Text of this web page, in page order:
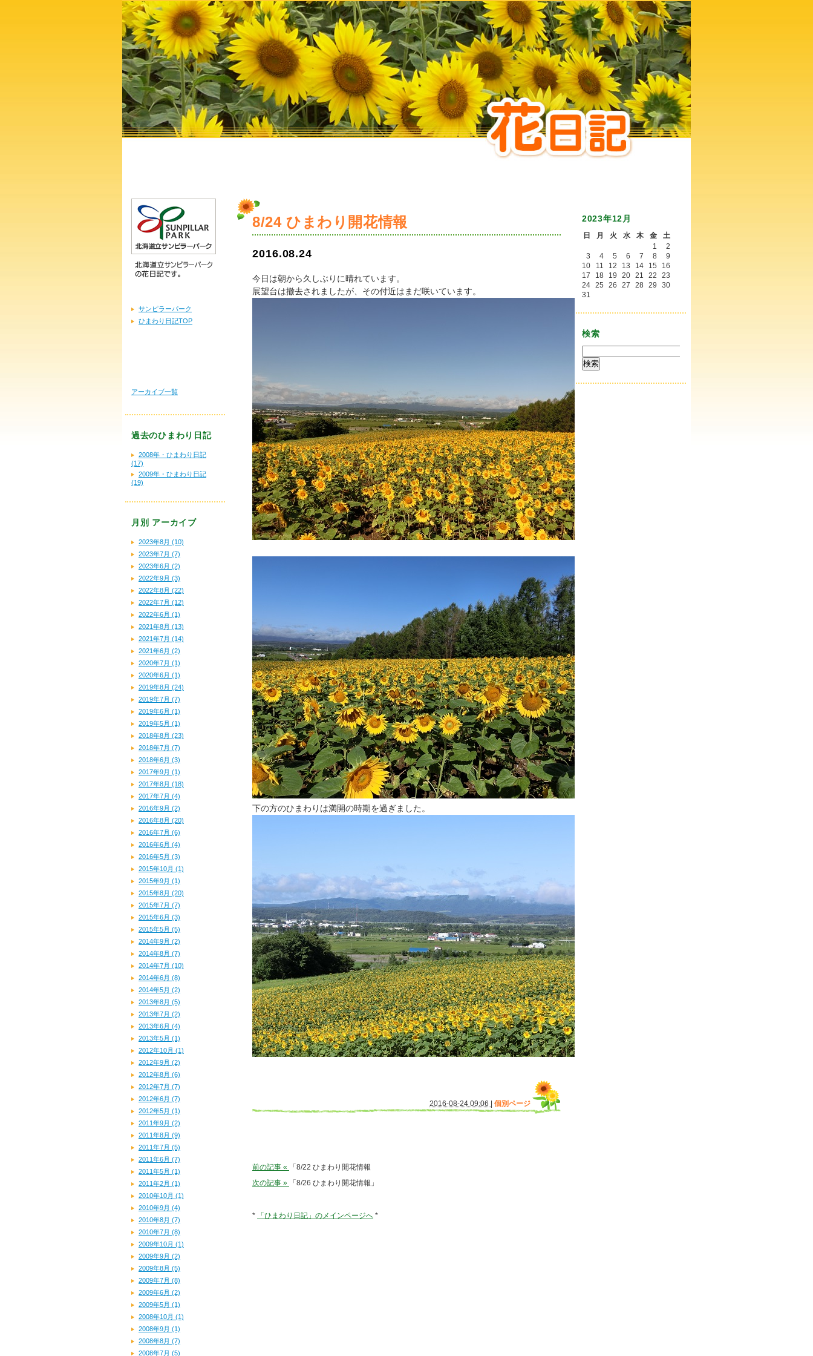
8/24 ひまわり開花情報
2016.08.24
今日は朝から久しぶりに晴れています。
展望台は撤去されましたが、その付近はまだ咲いています。
下の方のひまわりは満開の時期を過ぎました。
2016-08-24 09:06 | 個別ページ
前の記事 «
「8/22 ひまわり開花情報
次の記事 »
「8/26 ひまわり開花情報」
* 「ひまわり日記」のメインページへ *
サンピラーパーク
ひまわり日記TOP
アーカイブ一覧
過去のひまわり日記
2008年・ひまわり日記
(17)
2009年・ひまわり日記
(19)
月別 アーカイブ
2023年8月 (10)
2023年7月 (7)
2023年6月 (2)
2022年9月 (3)
2022年8月 (22)
2022年7月 (12)
2022年6月 (1)
2021年8月 (13)
2021年7月 (14)
2021年6月 (2)
2020年7月 (1)
2020年6月 (1)
2019年8月 (24)
2019年7月 (7)
2019年6月 (1)
2019年5月 (1)
2018年8月 (23)
2018年7月 (7)
2018年6月 (3)
2017年9月 (1)
2017年8月 (18)
2017年7月 (4)
2016年9月 (2)
2016年8月 (20)
2016年7月 (6)
2016年6月 (4)
2016年5月 (3)
2015年10月 (1)
2015年9月 (1)
2015年8月 (20)
2015年7月 (7)
2015年6月 (3)
2015年5月 (5)
2014年9月 (2)
2014年8月 (7)
2014年7月 (10)
2014年6月 (8)
2014年5月 (2)
2013年8月 (5)
2013年7月 (2)
2013年6月 (4)
2013年5月 (1)
2012年10月 (1)
2012年9月 (2)
2012年8月 (6)
2012年7月 (7)
2012年6月 (7)
2012年5月 (1)
2011年9月 (2)
2011年8月 (9)
2011年7月 (5)
2011年6月 (7)
2011年5月 (1)
2011年2月 (1)
2010年10月 (1)
2010年9月 (4)
2010年8月 (7)
2010年7月 (8)
2009年10月 (1)
2009年9月 (2)
2009年8月 (5)
2009年7月 (8)
2009年6月 (2)
2009年5月 (1)
2008年10月 (1)
2008年9月 (1)
2008年8月 (7)
2008年7月 (5)
2023年12月
日 月 火 水 木 金
土
1
2
3
4 5 6 7 8
9
10
11 12 13 14 15
16
17
18 19 20 21 22
23
24 25 26 27 28 29
30
31
検索